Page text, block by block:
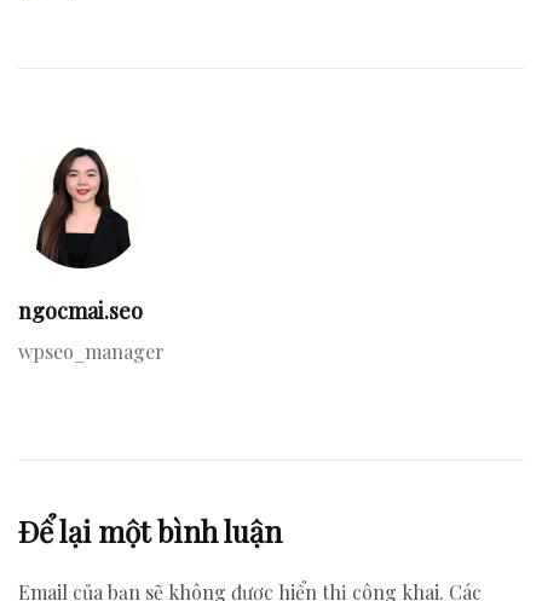
ngocmai.seo
wpseo_manager
Để lại một bình luận
Email của bạn sẽ không được hiển thị công khai. Các